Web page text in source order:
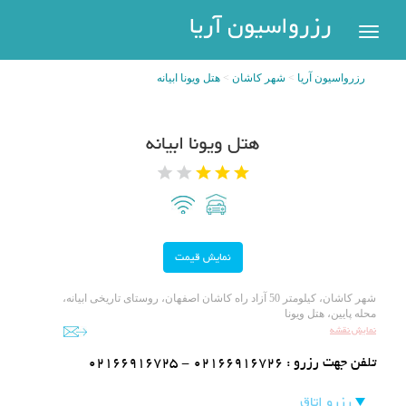
رزرواسیون آریارزرواسیون
اریا
پیگیری
رزرو
مشهد
هتل
های
رزرواسیون آریا شهر کاشان هتل ویونا ابیانه
هتل ویونا ابیانه
شهر کاشان، کیلومتر 50 آزاد راه کاشان اصفهان، روستای تاریخی ابیانه،
محله پایین، هتل ویونا
نمایش نقشه
تلفن جهت رزرو : 02166916725 - 02166916726